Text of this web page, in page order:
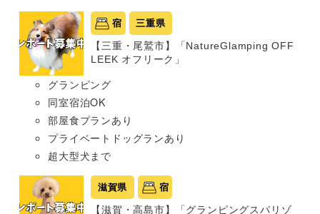
宿 三重県
【三重・尾鷲市】「NatureGlamping OFF
LEEK オフリーク」
グランピング
同室宿泊OK
部屋食プランあり
プライベートドッグランあり
超大型犬まで
滋賀県 宿
【滋賀・高島市】「グランピングスパリゾ